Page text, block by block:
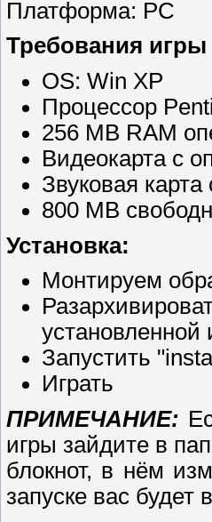
Платформа: PC
Требования игры
OS: Win XP
Процессор
256 MB RAM
Видеокарта с
Звуковая
800 MB
Установка:
Монтируем
установленной
Запустить
Играть
ПРИМЕЧАНИЕ:
игры зайдите в
блокнот, в нём
запуске вас будет